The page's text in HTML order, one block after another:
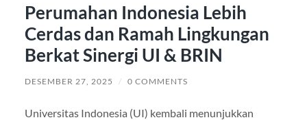
Perumahan Indonesia Lebih
Cerdas dan Ramah Lingkungan
Berkat Sinergi UI & BRIN
DESEMBER 27, 2025 / 0 COMMENTS
Universitas Indonesia (UI) kembali menunjukkan